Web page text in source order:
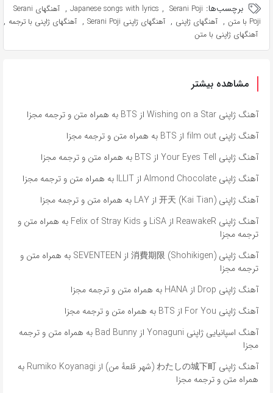
برچسب‌ها: Japanese songs with lyrics , Serani Poji
,
آهنگهای Serani
Poji با متن
, آهنگهای ژاپنی , آهنگهای ژاپنی Serani Poji , آهنگهای ژاپنی با ترجمه ,
آهنگهای ژاپنی با متن
مشاهده بیشتر
آهنگ ژاپنی Wishing on a Star از BTS به همراه متن و ترجمه مجزا
آهنگ ژاپنی film out از BTS به همراه متن و ترجمه مجزا
آهنگ ژاپنی Your Eyes Tell از BTS به همراه متن و ترجمه مجزا
آهنگ ژاپنی Almond Chocolate از ILLIT به همراه متن و ترجمه مجزا
آهنگ ژاپنی 开天 (Kai Tian) از LAY به همراه متن و ترجمه مجزا
آهنگ ژاپنی ReawakeR از LiSA و Felix of Stray Kids به همراه متن و
ترجمه مجزا
آهنگ ژاپنی 消費期限 (Shohikigen) از SEVENTEEN به همراه متن و
ترجمه مجزا
آهنگ ژاپنی Drop از HANA به همراه متن و ترجمه مجزا
آهنگ ژاپنی For You از BTS به همراه متن و ترجمه مجزا
آهنگ اسپانیایی ژاپنی Yonaguni از Bad Bunny به همراه متن و ترجمه
مجزا
آهنگ ژاپنی わたしの城下町 (شهر قلعهٔ من) از Rumiko Koyanagi به
همراه متن و ترجمه مجزا